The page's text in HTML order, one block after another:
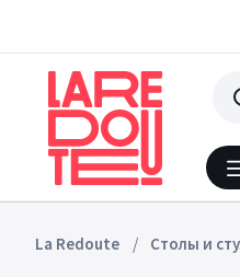
La Redoute Столы и